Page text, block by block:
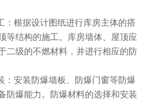
根据设计图纸进行库房主体的搭
等结构的施工。库房墙体、屋顶应
二级的不燃材料，并进行相应的防
安装防爆墙板、防爆门窗等防爆
防爆能力。防爆材料的选择和安装